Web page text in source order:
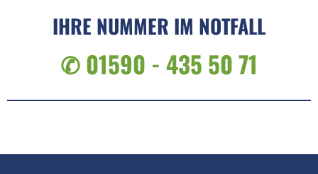
IHRE NUMMER IM NOTFALL
✆ 01590 - 435 50 71